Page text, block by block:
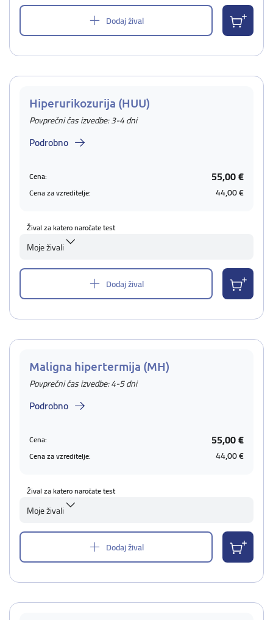
Dodaj žival
Hiperurikozurija (HUU)
Povprečni čas izvedbe: 3-4 dni
Podrobno
Cena: 55,00 €
Cena za vzreditelje: 44,00 €
Žival za katero naročate test
Moje živali
Dodaj žival
Maligna hipertermija (MH)
Povprečni čas izvedbe: 4-5 dni
Podrobno
Cena: 55,00 €
Cena za vzreditelje: 44,00 €
Žival za katero naročate test
Moje živali
Dodaj žival